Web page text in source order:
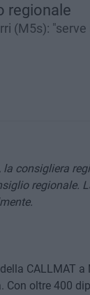
regionale
(M5s):
consigliera
regionale.
CALLMAT
Con oltre 400